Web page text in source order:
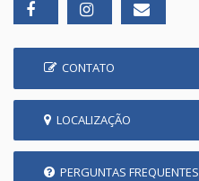
CONTATO
LOCALIZAÇÃO
PERGUNTAS FREQUENTES